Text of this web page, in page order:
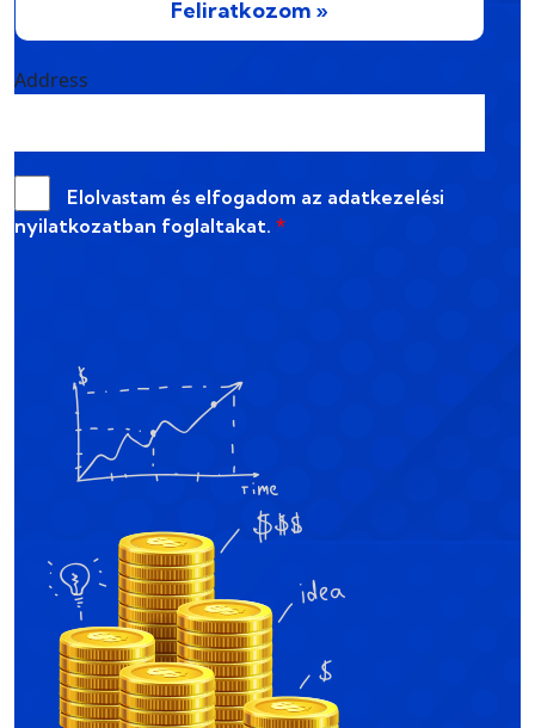
Feliratkozom »
Address
Elolvastam és elfogadom az adatkezelési
nyilatkozatban foglaltakat. *